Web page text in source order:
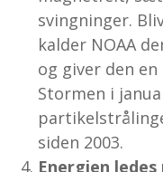
svingninger.
kalder NOAA
og giver den en
Stormen i
siden 2003.
Energien